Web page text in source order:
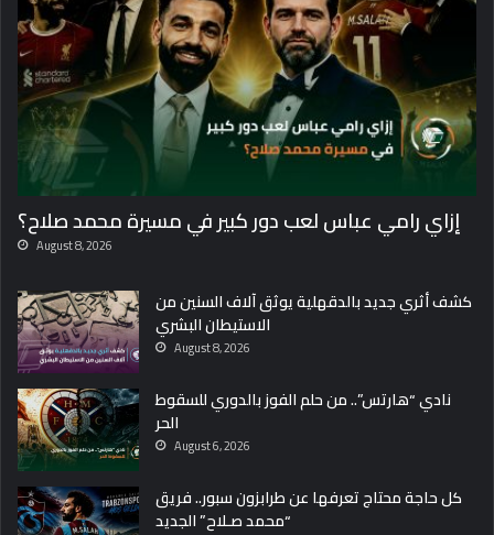
إزاي رامي عباس لعب دور كبير في مسيرة محمد صلاح؟
August 8, 2026
كشف أثري جديد بالدقهلية يوثق آلاف السنين من
الاستيطان البشري
August 8, 2026
نادي “هارتس”.. من حلم الفوز بالدوري للسقوط
الحر
August 6, 2026
كل حاجة محتاج تعرفها عن طرابزون سبور.. فريق
“محمد صـلاح” الجديد